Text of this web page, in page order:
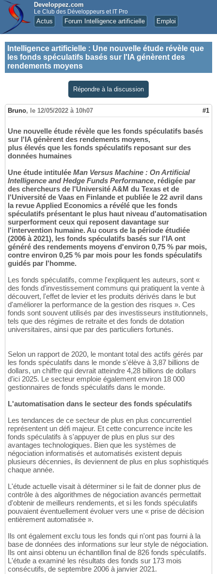
Developpez.com
Le Club des Développeurs et IT Pro
Actus Forum Intelligence artificielle Emploi
Intelligence artificielle : Une nouvelle étude révèle que
les fonds spéculatifs basés sur l'IA génèrent des
rendements moyens
Répondre à la discussion
Bruno, le 12/05/2022 à 10h07 #1
Une nouvelle étude révèle que les fonds spéculatifs basés
sur l'IA génèrent des rendements moyens,
plus élevés que les fonds spéculatifs reposant sur des
données humaines
Une étude intitulée Man Versus Machine : On Artificial
Intelligence and Hedge Funds Performance, rédigée par
des chercheurs de l'Université A&M du Texas et de
l'Université de Vaas en Finlande et publiée le 22 avril dans
la revue Applied Economics a révélé que les fonds
spéculatifs présentant le plus haut niveau d'automatisation
surperforment ceux qui reposent davantage sur
l'intervention humaine. Au cours de la période étudiée
(2006 à 2021), les fonds spéculatifs basés sur l'IA ont
généré des rendements moyens d'environ 0,75 % par mois,
contre environ 0,25 % par mois pour les fonds spéculatifs
guidés par l'homme.
Les fonds spéculatifs, comme l'expliquent les auteurs, sont «
des fonds d'investissement communs qui pratiquent la vente à
découvert, l'effet de levier et les produits dérivés dans le but
d'améliorer la performance de la gestion des risques ». Ces
fonds sont souvent utilisés par des investisseurs institutionnels,
tels que des régimes de retraite et des fonds de dotation
universitaires, ainsi que par des particuliers fortunés.
Selon un rapport de 2020, le montant total des actifs gérés par
les fonds spéculatifs dans le monde s'élève à 3,87 billions de
dollars, un chiffre qui devrait atteindre 4,28 billions de dollars
d'ici 2025. Le secteur emploie également environ 18 000
gestionnaires de fonds spéculatifs dans le monde.
L'automatisation dans le secteur des fonds spéculatifs
Les tendances de ce secteur de plus en plus concurrentiel
représentent un défi majeur. Et cette concurrence incite les
fonds spéculatifs à s'appuyer de plus en plus sur des
avantages technologiques. Bien que les systèmes de
négociation informatisés et automatisés existent depuis
plusieurs décennies, ils deviennent de plus en plus sophistiqués
chaque année.
L'étude actuelle visait à déterminer si le fait de donner plus de
contrôle à des algorithmes de négociation avancés permettait
d'obtenir de meilleurs rendements, et si les fonds spéculatifs
pouvaient éventuellement évoluer vers une « prise de décision
entièrement automatisée ».
Ils ont également exclu tous les fonds qui n'ont pas fourni à la
base de données des informations sur leur style de négociation.
Ils ont ainsi obtenu un échantillon final de 826 fonds spéculatifs.
L'étude a examiné les résultats des fonds sur 173 mois
consécutifs, de septembre 2006 à janvier 2021.